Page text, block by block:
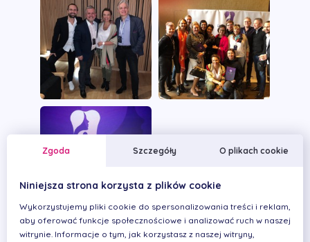
Zgoda Szczegóły O plikach cookie
Niniejsza strona korzysta z plików cookie
Wykorzystujemy pliki cookie do spersonalizowania treści i reklam,
aby oferować funkcje społecznościowe i analizować ruch w naszej
witrynie. Informacje o tym, jak korzystasz z naszej witryny,